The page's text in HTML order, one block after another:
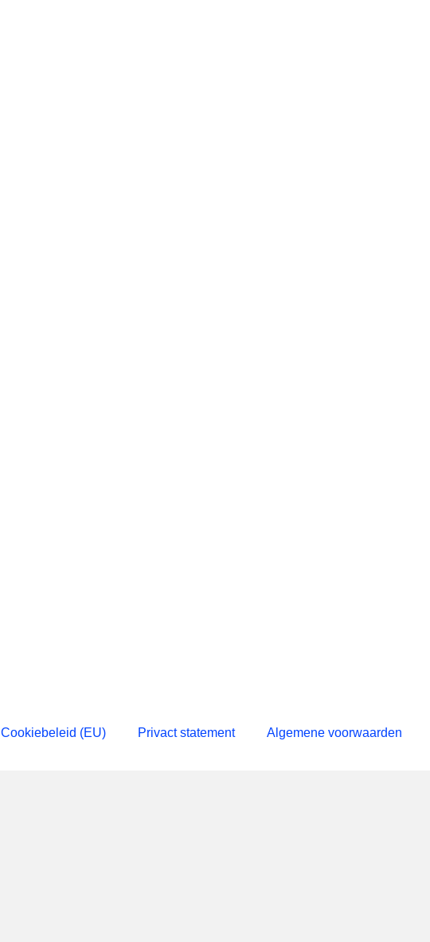
Cookiebeleid (EU) Privact statement Algemene voorwaarden